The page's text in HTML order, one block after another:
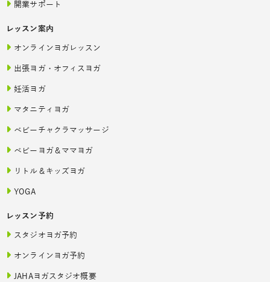
開業サポート
レッスン案内
オンラインヨガレッスン
出張ヨガ・オフィスヨガ
妊活ヨガ
マタニティヨガ
ベビーチャクラマッサージ
ベビーヨガ＆ママヨガ
リトル＆キッズヨガ
YOGA
レッスン予約
スタジオヨガ予約
オンラインヨガ予約
JAHAヨガスタジオ概要